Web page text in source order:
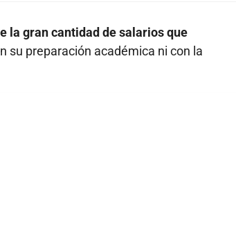
la gran cantidad de salarios que
su preparación académica ni con la